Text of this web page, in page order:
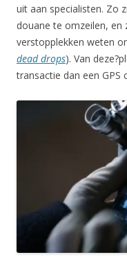
uit aan specialisten. Zo
douane te omzeilen, en
verstopplekken weten
dead drops). Van
transactie dan een GPS